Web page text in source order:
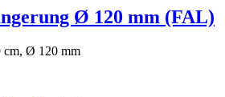
Ø 120 mm (FAL)
cm, Ø 120 mm